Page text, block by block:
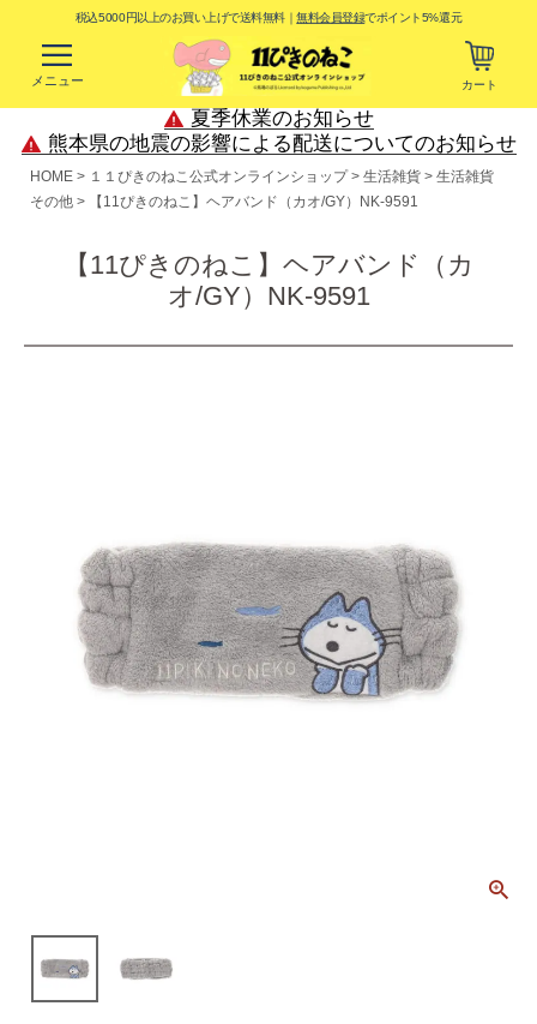
税込5000円以上のお買い上げで送料無料｜無料会員登録でポイント5%還元
メニュー カート
夏季休業のお知らせ
熊本県の地震の影響による配送についてのお知らせ
HOME １１ぴきのねこ公式オンラインショップ 生活雑貨
生活雑貨
その他
【11ぴきのねこ】ヘアバンド（カオ/GY）NK-9591
【11ぴきのねこ】ヘアバンド（カ
オ/GY）NK-9591